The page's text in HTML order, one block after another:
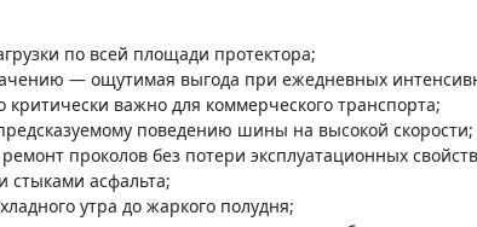
по всей площади протектора;
— ощутимая выгода при ежедневных
критически важно для коммерческого транспорта;
поведению шины на высокой скорости;
проколов без потери эксплуатационных
стыками асфальта;
утра до жаркого полудня;